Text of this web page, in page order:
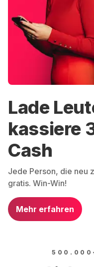
Lade
kassiere
Cash
Jede Person, die neu
gratis. Win-Win!
Mehr erfahren